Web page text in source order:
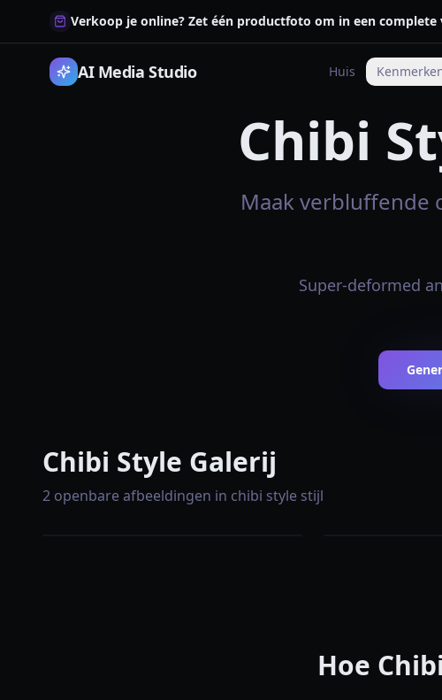
Verkoop je online? Zet één productfoto om in een complete
AI Media Studio Huis
Chibi
Maak verbluffende
Super-deformed
Chibi Style Galerij
2 openbare afbeeldingen in chibi style stijl
Hoe